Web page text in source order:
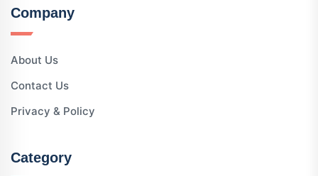
Company
About Us
Contact Us
Privacy & Policy
Category